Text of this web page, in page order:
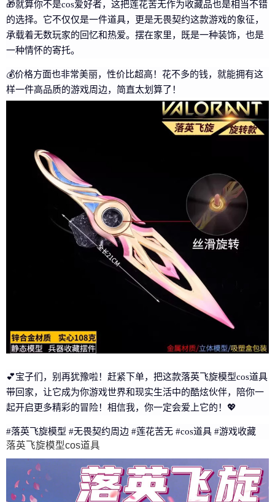
🎁就算你不是cos爱好者，这把莲花苦无作为收藏品也是相当不错
的选择。它不仅仅是一件道具，更是无畏契约这款游戏的象征，
承载着无数玩家的回忆和热爱。摆在家里，既是一种装饰，也是
一种情怀的寄托。
💰价格方面也非常美丽，性价比超高！花不多的钱，就能拥有这
样一件高品质的游戏周边，简直太划算了！
💕宝子们，别再犹豫啦！赶紧下单，把这款落英飞旋模型cos道具
带回家，让它成为你游戏世界和现实生活中的酷炫伙伴，陪你一
起开启更多精彩的冒险！相信我，你一定会爱上它的！💖
#落英飞旋模型 #无畏契约周边 #莲花苦无 #cos道具 #游戏收藏
落英飞旋模型cos道具